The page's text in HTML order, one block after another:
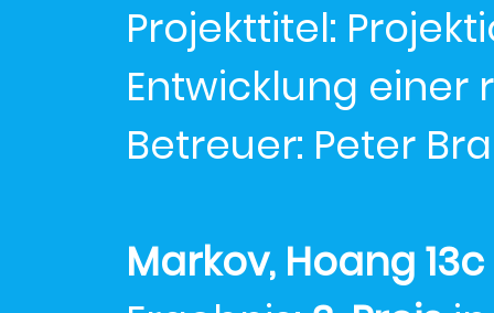
Projekttitel:
Entwicklung
Betreuer: Peter
Markov, Hoang 13c